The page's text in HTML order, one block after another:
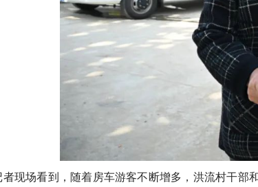
场看到，随着房车游客不断增多，洪流村干部和